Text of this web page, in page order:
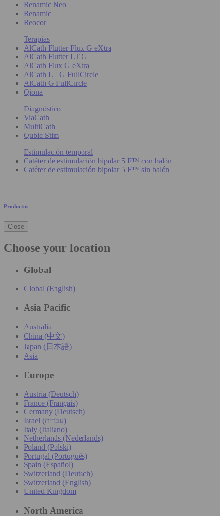
Renamic Neo
Renamic
Reocor
Terapias
AlCath Flutter Flux G eXtra
AlCath Flutter LT G
AlCath Flux G eXtra
AlCath LT G FullCircle
AlCath G FullCircle
Qiona
Diagnóstico
ViaCath
MultiCath
Qubic Stim
Estimulación temporal
Catéter de estimulación bipolar 5 F™ con balón
Catéter de estimulación bipolar 5 F™ sin balón
Productos
Close
Choose your location
Global
Global (English)
Asia Pacific
Australia
China (中文)
Japan (日本語)
Asia
Europe
Austria (Deutsch)
France (Français)
Germany (Deutsch)
Israel (עִברִית)
Italy (Italiano)
Netherlands (Nederlands)
Poland (Polski)
Portugal (Português)
Spain (Español)
Switzerland (Deutsch)
Switzerland (English)
United Kingdom
North America